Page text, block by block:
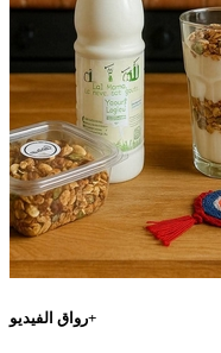
رواق الفيديو+